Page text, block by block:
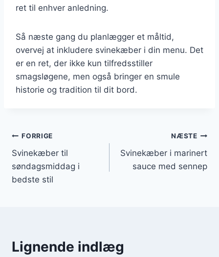
ret til enhver anledning.
Så næste gang du planlægger et måltid,
overvej at inkludere svinekæber i din menu. Det
er en ret, der ikke kun tilfredsstiller
smagsløgene, men også bringer en smule
historie og tradition til dit bord.
Indlægsnavigation
FORRIGE
Svinekæber til
søndagsmiddag i
bedste stil
NÆSTE
Svinekæber i marinert
sauce med sennep
Lignende indlæg